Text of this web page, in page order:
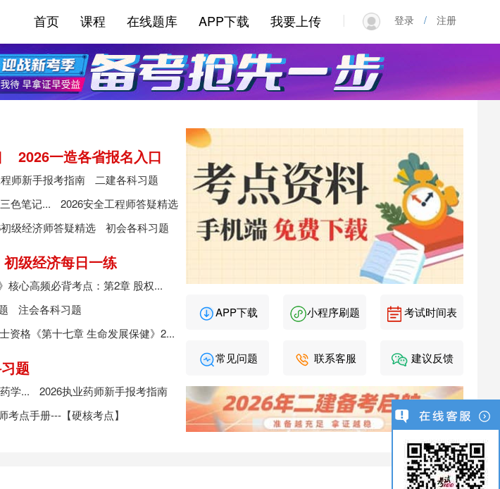
| 登录 / 注册
我要上传
APP下载
在线题库
课程
首页
2026一造各省报名入口
师新手报考指南
二建各科习题
色笔记...
2026安全工程师答疑精选
级经济师答疑精选 初会各科习题
初级经济每日一练
核心高频必背考点：第2章 股权...
注会各科习题
资格《第十七章 生命发展保健》2...
题
学...
2026执业药师新手报考指南
考点手册---【硬核考点】
APP下载 小程序刷题 考试时间表
常见问题 联系客服 建议反馈